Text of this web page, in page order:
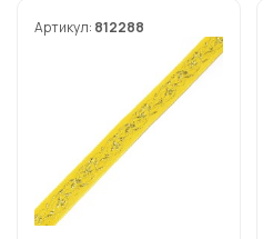
Артикул: 812288